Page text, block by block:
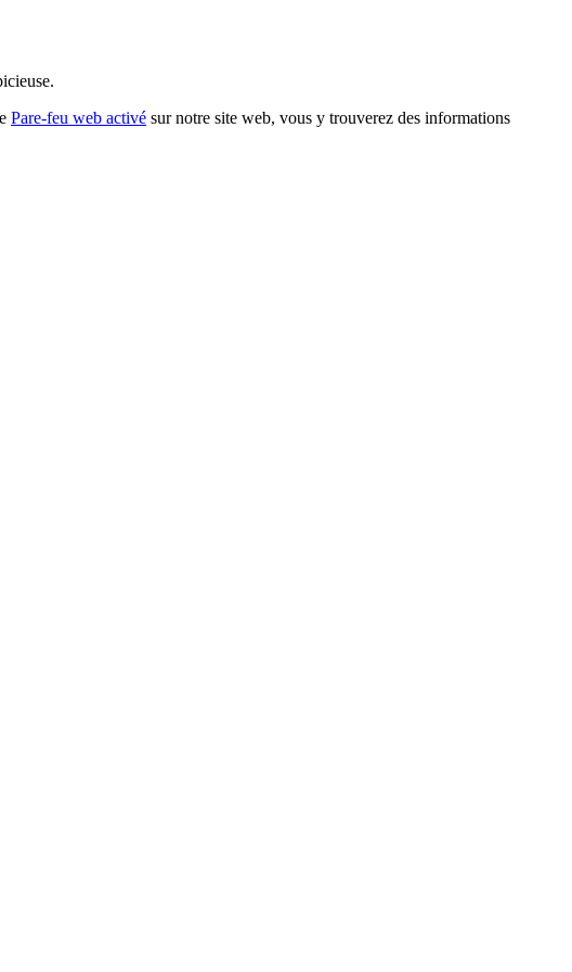
Pare-feu web activé sur notre site web, vous y trouverez des informations